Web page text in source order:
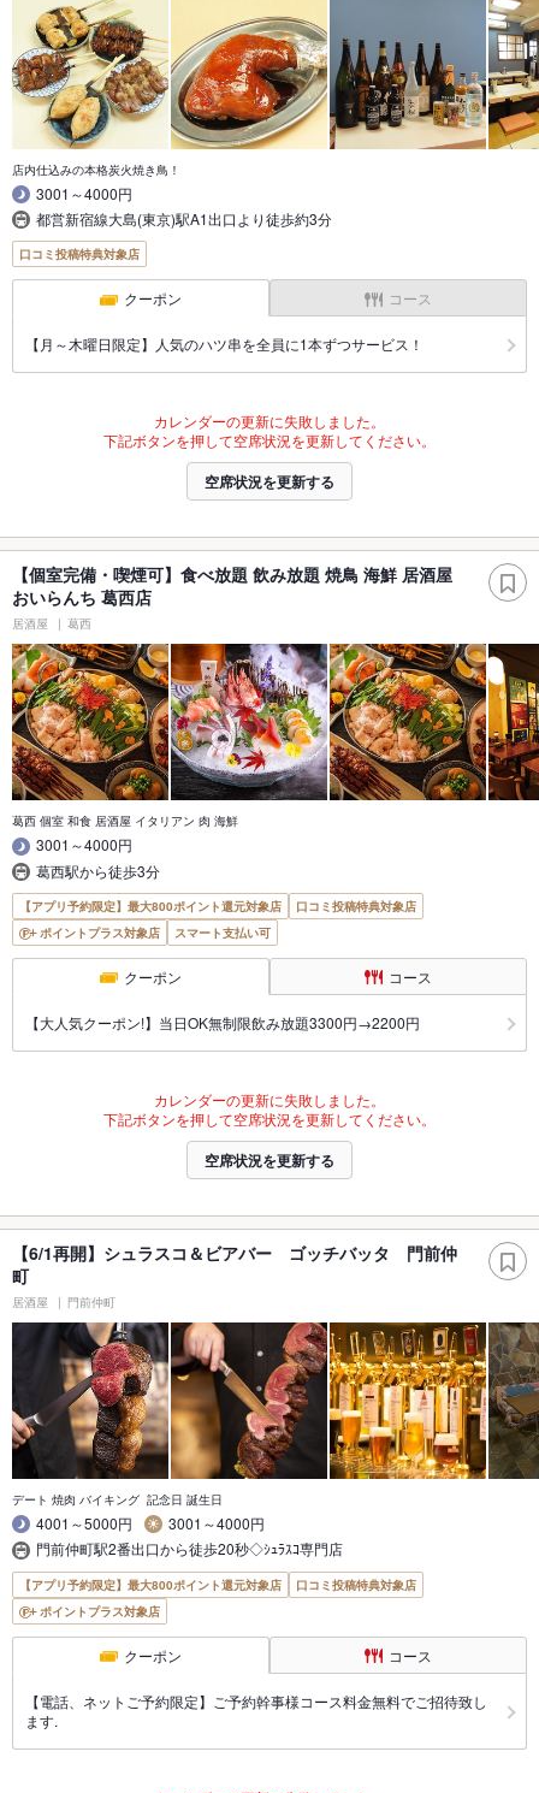
店内仕込みの本格炭火焼き鳥！
3001～4000円
都営新宿線大島(東京)駅A1出口より徒歩約3分
口コミ投稿特典対象店
クーポン コース
【月～木曜日限定】人気のハツ串を全員に1本ずつサービス！
カレンダーの更新に失敗しました。
下記ボタンを押して空席状況を更新してください。
空席状況を更新する
【個室完備・喫煙可】食べ放題 飲み放題 焼鳥 海鮮 居酒屋
おいらんち 葛西店
居酒屋 葛西
葛西 個室 和食 居酒屋 イタリアン 肉 海鮮
3001～4000円
葛西駅から徒歩3分
【アプリ予約限定】最大800ポイント還元対象店
口コミ投稿特典対象店
ポイントプラス対象店
スマート支払い可
クーポン コース
【大人気クーポン!】当日OK無制限飲み放題3300円→2200円
カレンダーの更新に失敗しました。
下記ボタンを押して空席状況を更新してください。
空席状況を更新する
【6/1再開】シュラスコ＆ビアバー ゴッチバッタ 門前仲
町
居酒屋 門前仲町
デート 焼肉 バイキング 記念日 誕生日
4001～5000円
3001～4000円
門前仲町駅2番出口から徒歩20秒◇ｼｭﾗｽｺ専門店
【アプリ予約限定】最大800ポイント還元対象店
口コミ投稿特典対象店
ポイントプラス対象店
クーポン コース
【電話、ネットご予約限定】ご予約幹事様コース料金無料でご招待致し
ます.